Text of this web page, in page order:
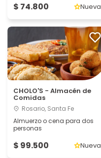
$ 74.800 Nueva
CHOLO'S - Almacén de
Comidas
Rosario, Santa Fe
Almuerzo o cena para dos
personas
$ 99.500 Nueva